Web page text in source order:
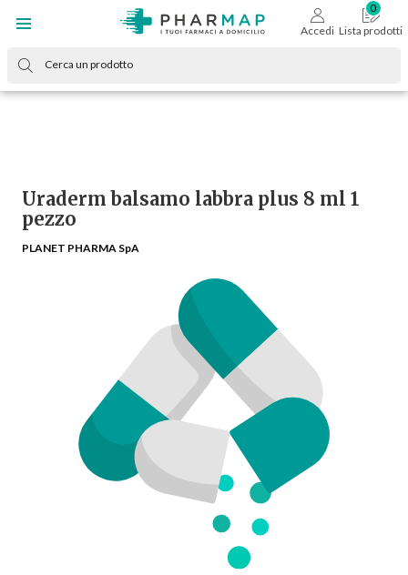
Accedi Lista prodotti
Uraderm balsamo labbra plus 8 ml 1
pezzo
PLANET PHARMA SpA